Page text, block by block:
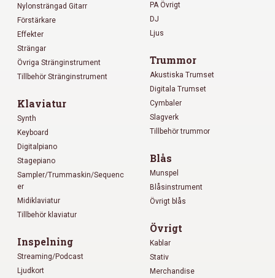
Nylonsträngad Gitarr
Förstärkare
Effekter
Strängar
Övriga Stränginstrument
Tillbehör Stränginstrument
Klaviatur
Synth
Keyboard
Digitalpiano
Stagepiano
Sampler/Trummaskin/Sequenc
er
Midiklaviatur
Tillbehör klaviatur
Inspelning
Streaming/Podcast
Ljudkort
PA Övrigt
DJ
Ljus
Trummor
Akustiska Trumset
Digitala Trumset
Cymbaler
Slagverk
Tillbehör trummor
Blås
Munspel
Blåsinstrument
Övrigt blås
Övrigt
Kablar
Stativ
Merchandise